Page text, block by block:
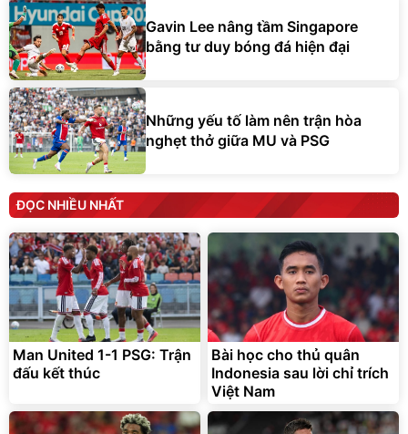
Gavin Lee nâng tầm Singapore
bằng tư duy bóng đá hiện đại
Những yếu tố làm nên trận hòa
nghẹt thở giữa MU và PSG
ĐỌC NHIỀU NHẤT
Man United 1-1 PSG: Trận
đấu kết thúc
Bài học cho thủ quân
Indonesia sau lời chỉ trích
Việt Nam